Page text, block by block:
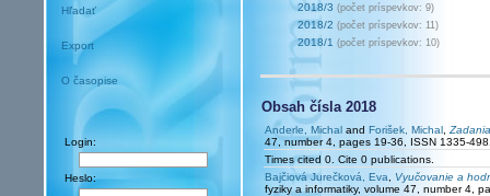
Hľadať
Export
O časopise
Login:
Heslo:
2018/3 (počet príspevkov: 9)
2018/2 (počet príspevkov: 11)
2018/1 (počet príspevkov: 10)
Obsah čísla 2018
Anderle, Michal and Forišek, Michal
47, number 4, pages 19-36, ISSN 1335-
Times cited 0. Cite 0 publications.
Bajčiová Jurečková, Eva
Vyučovanie a
fyziky a informatiky, volume 47, number 4,